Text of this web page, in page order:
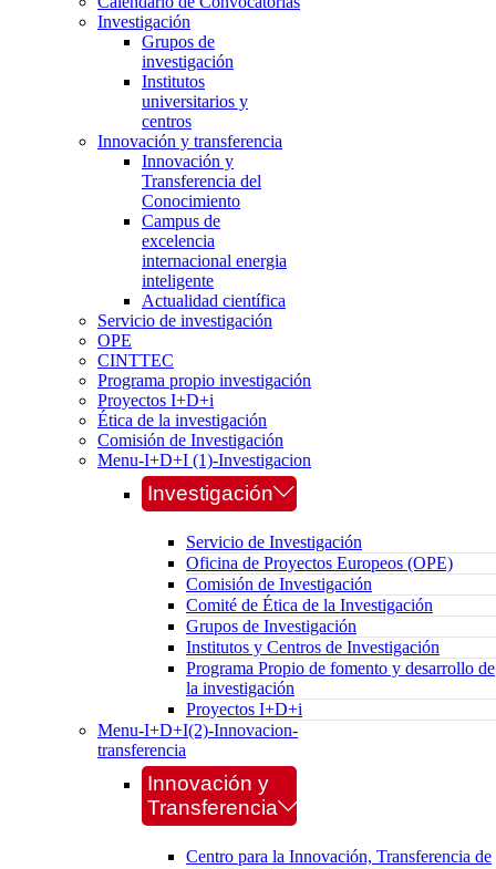
Investigación
Grupos de
investigación
Institutos
universitarios y
centros
Innovación y transferencia
Innovación y
Transferencia del
Conocimiento
Campus de
excelencia
internacional energia
inteligente
Actualidad científica
Servicio de investigación
OPE
CINTTEC
Programa propio investigación
Proyectos I+D+i
Ética de la investigación
Comisión de Investigación
Menu-I+D+I (1)-Investigacion
Investigación
Servicio de Investigación
Oficina de Proyectos Europeos (OPE)
Comisión de Investigación
Comité de Ética de la Investigación
Grupos de Investigación
Institutos y Centros de Investigación
Programa Propio de fomento y desarrollo de
la investigación
Proyectos I+D+i
Menu-I+D+I(2)-Innovacion-
transferencia
Innovación y
Transferencia
Centro para la Innovación, Transferencia de